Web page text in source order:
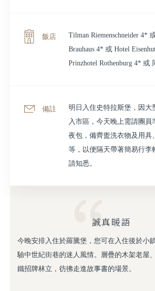
飯店
Tilman Riemenschneider 4*
Brauhaus 4* 或 Hotel
Prinzhotel Rothenburg 4* 或
備註
明日入住史特拉斯堡，因大
入市區，今天晚上需請團員
夜包，備齊盥洗衣物及用具
等，以便隔天帶著簡易行李
請知悉。
誠真暖語
今晚安排入住於羅騰堡，您可在入住後於小
驗中世紀街巷的迷人風情。層疊的木架老屋
鐵招牌林立，彷彿走進故事書的場景。